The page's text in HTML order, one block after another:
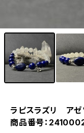
ラピスラズリ ア
商品番号：